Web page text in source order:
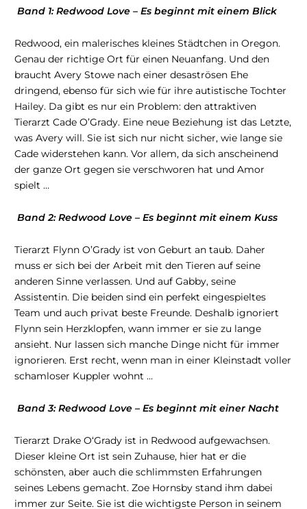
Band 1: Redwood Love – Es beginnt mit einem Blick
Redwood, ein malerisches kleines Städtchen in Oregon.
Genau der richtige Ort für einen Neuanfang. Und den
braucht Avery Stowe nach einer desaströsen Ehe
dringend, ebenso für sich wie für ihre autistische Tochter
Hailey. Da gibt es nur ein Problem: den attraktiven
Tierarzt Cade O’Grady. Eine neue Beziehung ist das Letzte,
was Avery will. Sie ist sich nur nicht sicher, wie lange sie
Cade widerstehen kann. Vor allem, da sich anscheinend
der ganze Ort gegen sie verschworen hat und Amor
spielt …
Band 2: Redwood Love – Es beginnt mit einem Kuss
Tierarzt Flynn O’Grady ist von Geburt an taub. Daher
muss er sich bei der Arbeit mit den Tieren auf seine
anderen Sinne verlassen. Und auf Gabby, seine
Assistentin. Die beiden sind ein perfekt eingespieltes
Team und auch privat beste Freunde. Deshalb ignoriert
Flynn sein Herzklopfen, wann immer er sie zu lange
ansieht. Nur lassen sich manche Dinge nicht für immer
ignorieren. Erst recht, wenn man in einer Kleinstadt voller
schamloser Kuppler wohnt …
Band 3: Redwood Love – Es beginnt mit einer Nacht
Tierarzt Drake O‘Grady ist in Redwood aufgewachsen.
Dieser kleine Ort ist sein Zuhause, hier hat er die
schönsten, aber auch die schlimmsten Erfahrungen
seines Lebens gemacht. Zoe Hornsby stand ihm dabei
immer zur Seite. Sie ist die wichtigste Person in seinem